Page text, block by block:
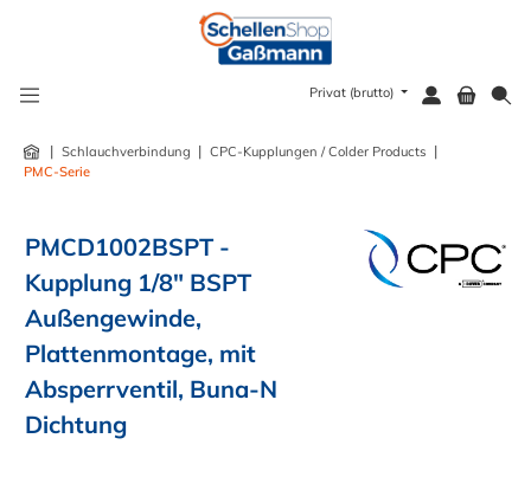
Privat (brutto)
| Schlauchverbindung | CPC-Kupplungen / Colder Products |
PMC-Serie
PMCD1002BSPT -
Kupplung 1/8" BSPT
Außengewinde,
Plattenmontage, mit
Absperrventil, Buna-N
Dichtung